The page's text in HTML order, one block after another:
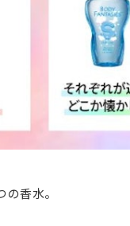
香水。